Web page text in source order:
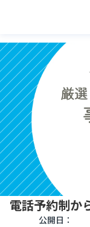
電話予約制か
公開日：